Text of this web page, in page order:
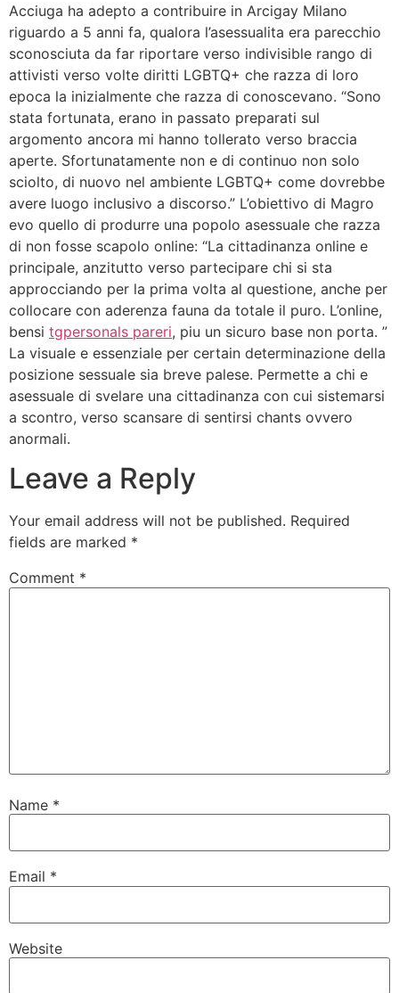
Acciuga ha adepto a contribuire in Arcigay Milano
riguardo a 5 anni fa, qualora l’asessualita era parecchio
sconosciuta da far riportare verso indivisible rango di
attivisti verso volte diritti LGBTQ+ che razza di loro
epoca la inizialmente che razza di conoscevano. “Sono
stata fortunata, erano in passato preparati sul
argomento ancora mi hanno tollerato verso braccia
aperte. Sfortunatamente non e di continuo non solo
sciolto, di nuovo nel ambiente LGBTQ+ come dovrebbe
avere luogo inclusivo a discorso.” L’obiettivo di Magro
evo quello di produrre una popolo asessuale che razza
di non fosse scapolo online: “La cittadinanza online e
principale, anzitutto verso partecipare chi si sta
approcciando per la prima volta al questione, anche per
collocare con aderenza fauna da totale il puro. L’online,
bensi tgpersonals pareri, piu un sicuro base non porta. ”
La visuale e essenziale per certain determinazione della
posizione sessuale sia breve palese. Permette a chi e
asessuale di svelare una cittadinanza con cui sistemarsi
a scontro, verso scansare di sentirsi chants ovvero
anormali.
Leave a Reply
Your email address will not be published. Required
fields are marked *
Comment *
Name *
Email *
Website